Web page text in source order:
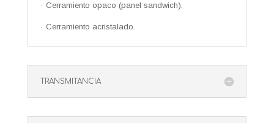
· Cerramiento opaco (panel sandwich).
· Cerramiento acristalado.
TRANSMITANCIA